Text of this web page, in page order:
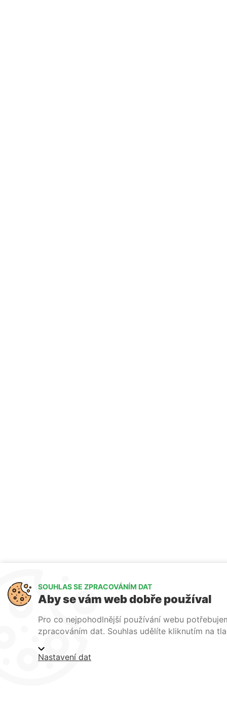
SOUHLAS SE ZPRACOVÁNÍM DAT
Aby se vám web dobře používal
Pro co nejpohodlnější používání webu
zpracováním dat. Souhlas udělíte kliknutím na
Nastavení dat